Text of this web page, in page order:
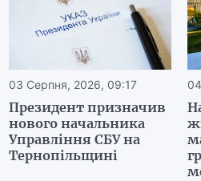
03 Серпня, 2026, 09:17
Президент призначив
нового начальника
Управління СБУ на
Тернопільщині